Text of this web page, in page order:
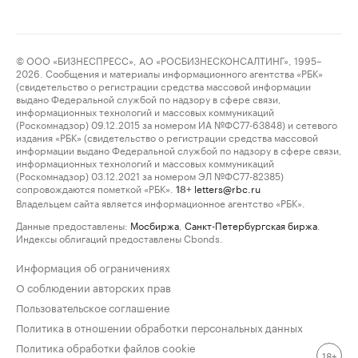
© ООО «БИЗНЕСПРЕСС», АО «РОСБИЗНЕСКОНСАЛТИНГ», 1995–
2026. Сообщения и материалы информационного агентства «РБК»
(свидетельство о регистрации средства массовой информации
выдано Федеральной службой по надзору в сфере связи,
информационных технологий и массовых коммуникаций
(Роскомнадзор) 09.12.2015 за номером ИА №ФС77-63848) и сетевого
издания «РБК» (свидетельство о регистрации средства массовой
информации выдано Федеральной службой по надзору в сфере связи,
информационных технологий и массовых коммуникаций
(Роскомнадзор) 03.12.2021 за номером ЭЛ №ФС77-82385)
сопровождаются пометкой «РБК».
18+ letters@rbc.ru
Владельцем сайта является информационное агентство «РБК».
Данные предоставлены: Мосбиржа Санкт-Петербургская биржа
Индексы облигаций предоставлены Cbonds.
Информация об ограничениях
О соблюдении авторских прав
Пользовательское соглашение
Политика в отношении обработки персональных данных
Политика обработки файлов cookie